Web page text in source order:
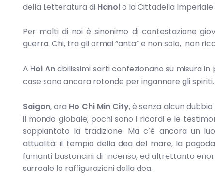
della Letteratura di Hanoio la Cittadella Imperiale
Per molti di noi è sinonimo di contestazione
guerra. Chi, tra gli ormai “anta” e non solo, non
A Hoi Anabilissimi sarti confezionano su misura
case sono ancora rotonde per ingannare gli spiriti.
Saigon, ora Ho Chi Min City, è senza alcun
il mondo globale; pochi sono i ricordi e le
soppiantato la tradizione. Ma c’è ancora un
attualità: il tempio della dea del mare, la
fumanti bastoncini di incenso, ed altrettanto
surreale le raffigurazioni della dea.